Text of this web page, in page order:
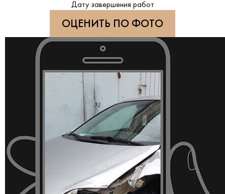
Дату завершения работ
ОЦЕНИТЬ ПО ФОТО